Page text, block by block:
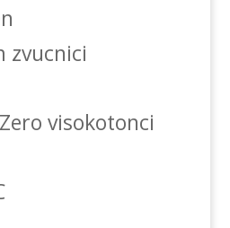
zvucnici
visokotonci